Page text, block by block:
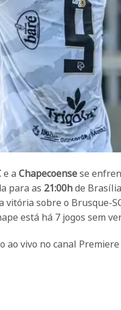
e a Chapecoensese
para as 21:00hde
vitória sobre o Brusque-
está há 7 jogos sem
vivo no canal Premiere